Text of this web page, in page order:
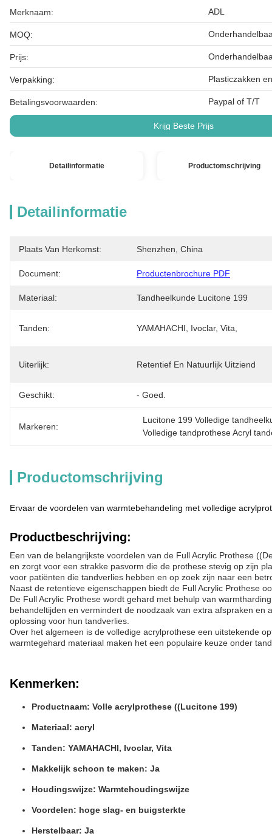
Merknaam: ADL
MOQ:
Prijs:
Verpakking: Plasticzakken
Betalingsvoorwaarden: Paypal of T/T
Krijg Beste Prijs
Detailinformatie Productomschrijving
Detailinformatie
Plaats Van Herkomst: Shenzhen, China
Document: Productenbrochure PDF
Materiaal: Tandheelkunde Lucitone 199
Tanden: YAMAHACHI, Ivoclar, Vita,
Uiterlijk: Retentief En Natuurlijk Uitziend
Geschikt: - Goed.
Markeren:
Lucitone 199 Volledige
Volledige tandprothese Acryl
Productomschrijving
Ervaar de voordelen van warmtebehandeling met volledige
Productbeschrijving:
Een van de belangrijkste voordelen van de Full Acrylic Prothese
en zorgt voor een strakke pasvorm die de prothese stevig op zijn
voor patiënten die tandverlies hebben en op zoek zijn naar een
Naast de retentieve eigenschappen biedt de Full Acrylic Prothese
De Full Acrylic Prothese wordt gehard met behulp van
behandeltijden en vermindert de noodzaak van extra afspraken
oplossing voor hun tandverlies.
Over het algemeen is de volledige acrylprothese een uitstekende
warmtegehard materiaal maken het een populaire keuze onder
Kenmerken:
Productnaam: Volle acrylprothese ((Lucitone 199)
Materiaal: acryl
Tanden: YAMAHACHI, Ivoclar, Vita
Makkelijk schoon te maken: Ja
Houdingswijze: Warmtehoudingswijze
Voordelen: hoge slag- en buigsterkte
Herstelbaar: Ja